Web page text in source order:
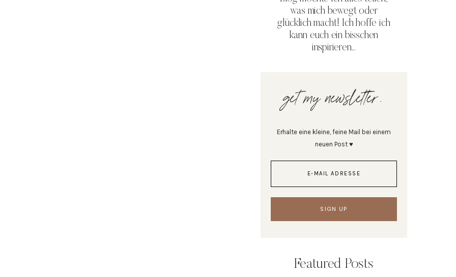
was mich bewegt oder
glücklich macht! Ich hoffe ich
kann euch ein bisschen
inspirieren...
get my newsletter.
Erhalte eine kleine, feine Mail bei einem
neuen Post ♥
Featured Posts